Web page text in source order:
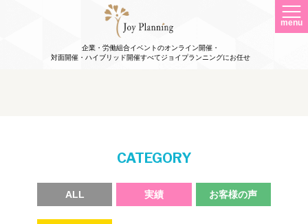
企業・労働組合イベントのオンライン開催・
対面開催・ハイブリッド開催すべてジョイプランニングにお任せ
menu
#周年祭タグ 一覧
CATEGORY
ALL 実績 お客様の声